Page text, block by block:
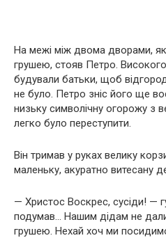
На межі між двома дворами,
грушею, стояв Петро.
будували батьки, щоб
не було. Петро зніс його ще
низьку символічну огорожу з
легко було переступити.
Він тримав у руках велику
маленьку, акуратно витесану
— Христос Воскрес, сусіди! —
подумав… Нашим дідам не
грушею. Нехай хоч ми